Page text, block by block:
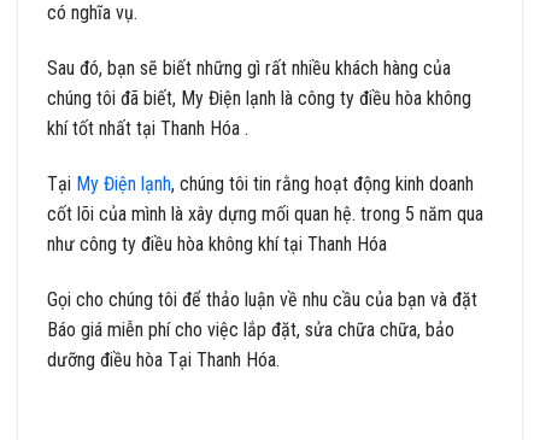
có nghĩa vụ.
Sau đó, bạn sẽ biết những gì rất nhiều khách hàng của
chúng tôi đã biết, My Điện lạnh là công ty điều hòa không
khí tốt nhất tại Thanh Hóa .
Tại My Điện lạnh, chúng tôi tin rằng hoạt động kinh doanh
cốt lõi của mình là xây dựng mối quan hệ. trong 5 năm qua
như công ty điều hòa không khí tại Thanh Hóa
Gọi cho chúng tôi để thảo luận về nhu cầu của bạn và đặt
Báo giá miễn phí cho việc lắp đặt, sửa chữa chữa, bảo
dưỡng điều hòa Tại Thanh Hóa.